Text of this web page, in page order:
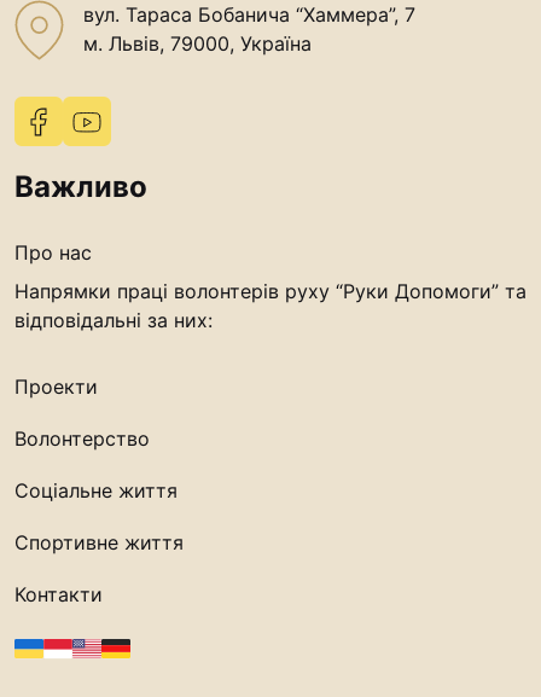
вул. Тараса Бобанича “Хаммера”, 7
м. Львів, 79000, Україна
Важливо
Про нас
Напрямки праці волонтерів руху “Руки Допомоги” та
відповідальні за них:
Проекти
Волонтерство
Соціальне життя
Спортивне життя
Контакти